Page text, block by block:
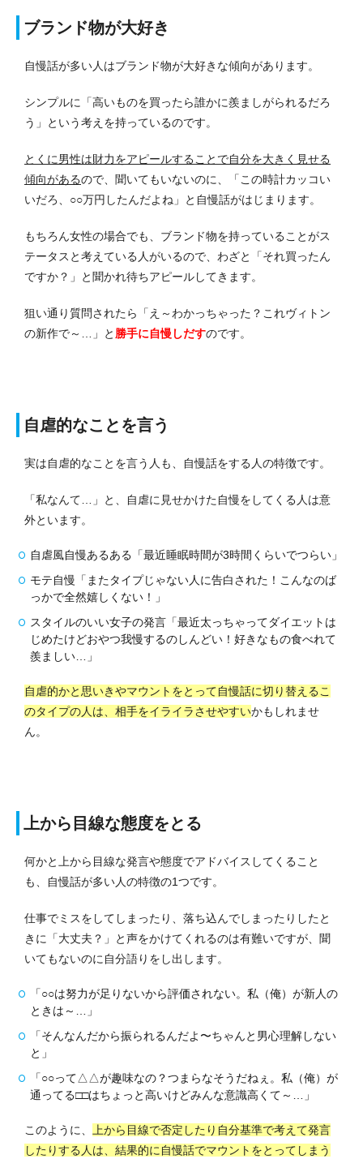
ブランド物が大好き
自慢話が多い人はブランド物が大好きな傾向があります。
シンプルに「高いものを買ったら誰かに羨ましがられるだろ
う」という考えを持っているのです。
とくに男性は財力をアピールすることで自分を大きく見せる
傾向があるので、聞いてもいないのに、「この時計カッコい
いだろ、○○万円したんだよね」と自慢話がはじまります。
もちろん女性の場合でも、ブランド物を持っていることがス
テータスと考えている人がいるので、わざと「それ買ったん
ですか？」と聞かれ待ちアピールしてきます。
狙い通り質問されたら「え～わかっちゃった？これヴィトン
の新作で～…」と 勝手に自慢しだすのです。
自虐的なことを言う
実は自虐的なことを言う人も、自慢話をする人の特徴です。
「私なんて…」と、自虐に見せかけた自慢をしてくる人は意
外といます。
自虐風自慢あるある「最近睡眠時間が3時間くらいでつらい」
モテ自慢「またタイプじゃない人に告白された！こんなのば
っかで全然嬉しくない！」
スタイルのいい女子の発言「最近太っちゃってダイエットは
じめたけどおやつ我慢するのしんどい！好きなもの食べれて
羨ましい…」
自虐的かと思いきやマウントをとって自慢話に切り替えるこ
のタイプの人は、相手をイライラさせやすいかもしれませ
ん。
上から目線な態度をとる
何かと上から目線な発言や態度でアドバイスしてくること
も、自慢話が多い人の特徴の1つです。
仕事でミスをしてしまったり、落ち込んでしまったりしたと
きに「大丈夫？」と声をかけてくれるのは有難いですが、聞
いてもないのに自分語りをし出します。
「○○は努力が足りないから評価されない。私（俺）が新人の
ときは～…」
「そんなんだから振られるんだよ〜ちゃんと男心理解しない
と」
「○○って△△が趣味なの？つまらなそうだねぇ。私（俺）が
通ってる□□はちょっと高いけどみんな意識高くて～…」
このように、
上から目線で否定したり自分基準で考えて発言
したりする人は、結果的に自慢話でマウントをとってしまう